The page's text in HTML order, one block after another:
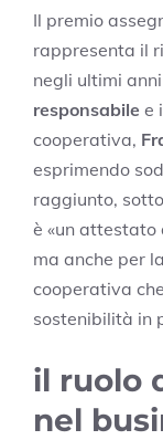
Il premio
rappresenta il
negli ultimi
responsabile e
cooperativa,
esprimendo
raggiunto,
è «un attestato
ma anche per
cooperativa
sostenibilità in
il ruolo
nel